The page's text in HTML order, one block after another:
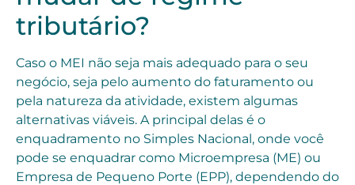
tributário?
Caso o MEI não seja mais adequado para o seu
negócio, seja pelo aumento do faturamento ou
pela natureza da atividade, existem algumas
alternativas viáveis. A principal delas é o
enquadramento no Simples Nacional, onde você
pode se enquadrar como Microempresa (ME) ou
Empresa de Pequeno Porte (EPP), dependendo do